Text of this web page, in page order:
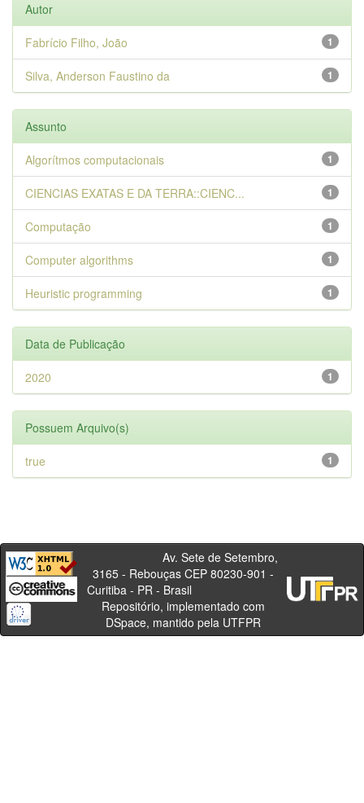
Autor
1
Fabrício Filho, João
1
Silva, Anderson Faustino da
Assunto
1
Algorítmos computacionais
1
CIENCIAS EXATAS E DA TERRA::CIENC...
1
Computação
1
Computer algorithms
1
Heuristic programming
Data de Publicação
1
2020
Possuem Arquivo(s)
1
true
Av. Sete de Setembro,
3165 - Rebouças CEP 80230-901 -
Curitiba - PR - Brasil
Repositório, implementado com
DSpace, mantido pela UTFPR